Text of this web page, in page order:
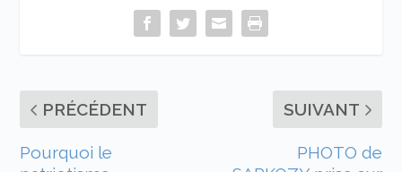
PRÉCÉDENT
Pourquoi le
SUIVANT
PHOTO de